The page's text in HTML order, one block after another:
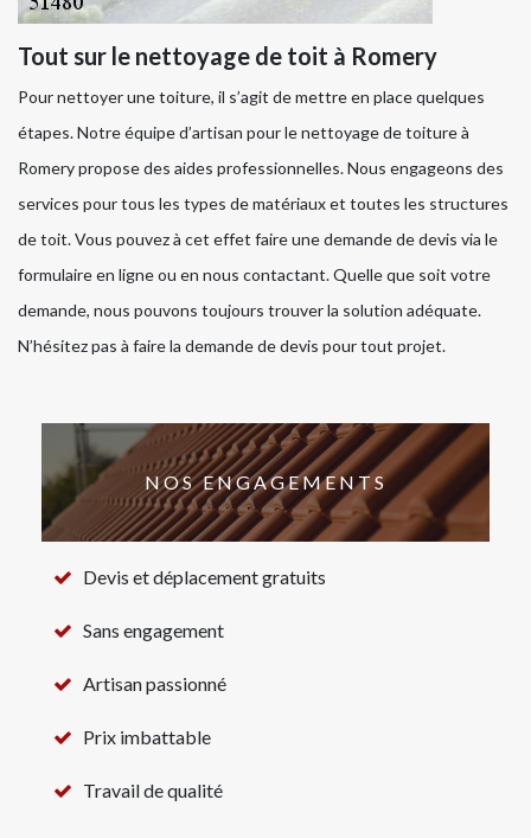
Tout sur le nettoyage de toit à Romery
Pour nettoyer une toiture, il s’agit de mettre en place quelques
étapes. Notre équipe d’artisan pour le nettoyage de toiture à
Romery propose des aides professionnelles. Nous engageons des
services pour tous les types de matériaux et toutes les structures
de toit. Vous pouvez à cet effet faire une demande de devis via le
formulaire en ligne ou en nous contactant. Quelle que soit votre
demande, nous pouvons toujours trouver la solution adéquate.
N’hésitez pas à faire la demande de devis pour tout projet.
NOS ENGAGEMENTS
Devis et déplacement gratuits
Sans engagement
Artisan passionné
Prix imbattable
Travail de qualité